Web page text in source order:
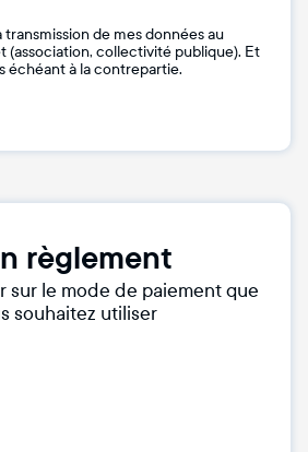
transmission de mes données au
(association, collectivité publique). Et
échéant à la contrepartie.
règlement
sur le mode de paiement que
souhaitez utiliser